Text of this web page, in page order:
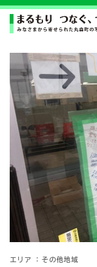
その他地域